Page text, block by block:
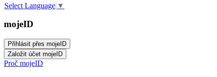
Select Language ▼
mojeID
Proč mojeID